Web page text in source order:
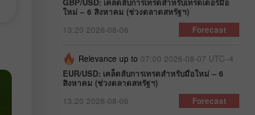
ไปได้ที่เส้นทางเดินเรือจะเปิดอีกครั้ง
ขณะที่เตหะรานปฏิเสธอย่างเด็ดขาด
ไม่ได้มีการเจรจาโดยตรงกับวอชิงตัน
ย้ำว่ากำลังสื่อสารกับโอมานเท่านั้น
ว่างระหว่างท่าทีมองโลกในแง่ดีของเ
หน้าที่อเมริกันกับจุดยืนของอิหร่าน
ทำให้เกิดคำถามว่ามาตรการปิดกั้น
GBP/USD: เคล็ดลับการเทรดสำหรับเทรดเดอร์มือ
ใหม่ – 6 สิงหาคม (ช่วงตลาดสหรัฐฯ)
13:20 2026-08-06
Forecast
Relevance up to 07:00 2026-08-07 UTC--4
EUR/USD: เคล็ดลับการเทรดสำหรับมือใหม่ – 6
สิงหาคม (ช่วงตลาดสหรัฐฯ)
13:20 2026-08-06
Forecast